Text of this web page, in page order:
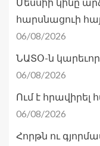
Մեսսիի կինը
հարսնացուի
06/08/2026
ՆԱՏՕ-ն
06/08/2026
Ում է հրավիրել
06/08/2026
Հորթն ու